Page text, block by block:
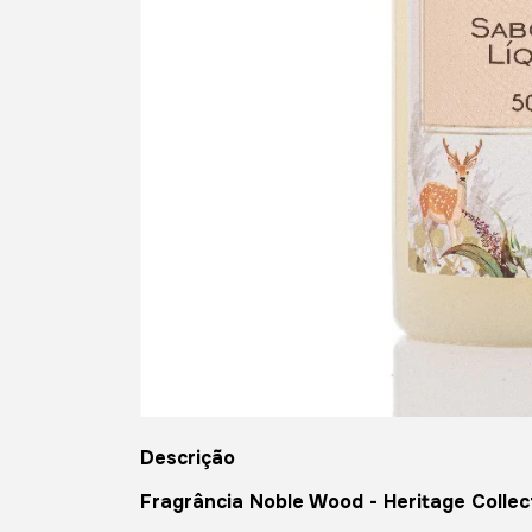
Descrição
Fragrância Noble Wood - Heritage